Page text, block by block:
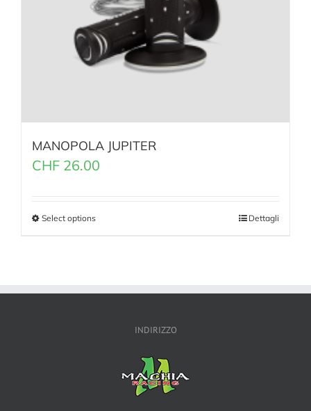
MANOPOLA JUPITER
CHF 26.00
Select options Dettagli
INDIRIZZO